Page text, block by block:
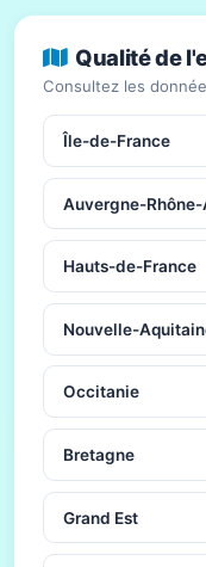
Qualité de
Consultez les
Île-de-France
Auvergne-
Hauts-de-France
Nouvelle-
Occitanie
Bretagne
Grand Est